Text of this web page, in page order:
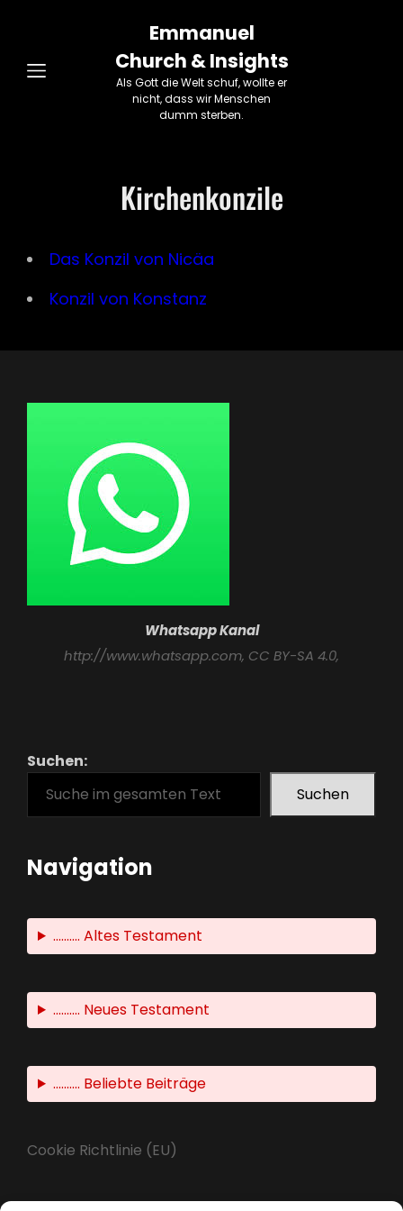
Emmanuel
Church & Insights
Als Gott die Welt schuf, wollte er
nicht, dass wir Menschen
dumm sterben.
Kirchenkonzile
Das Konzil von Nicäa
Konzil von Konstanz
Whatsapp Kanal
http://www.whatsapp.com, CC BY-SA 4.0,
Suchen:
Suchen
Navigation
.......... Altes Testament
.......... Neues Testament
.......... Beliebte Beiträge
Cookie Richtlinie (EU)